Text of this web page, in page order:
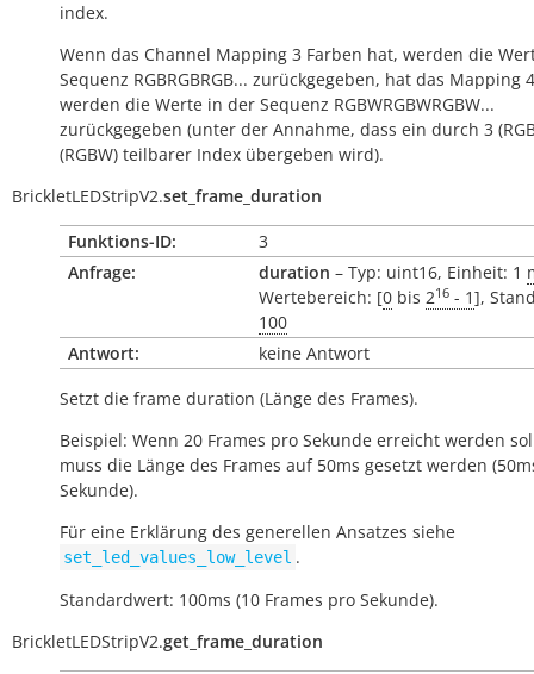
index.
Wenn das Channel Mapping 3 Farben hat, werden die
Sequenz RGBRGBRGB... zurückgegeben, hat das Mapping
werden die Werte in der Sequenz RGBWRGBWRGBW...
zurückgegeben (unter der Annahme, dass ein durch 3
(RGBW) teilbarer Index übergeben wird).
BrickletLEDStripV2.set_frame_duration
Funktions-ID:
3
Anfrage:
duration – Typ: uint16, Einheit: 1
Wertebereich: [0 bis 216 - 1],
100
Antwort:
keine Antwort
Setzt die frame duration (Länge des Frames).
Beispiel: Wenn 20 Frames pro Sekunde erreicht werden
muss die Länge des Frames auf 50ms gesetzt werden
Sekunde).
Für eine Erklärung des generellen Ansatzes siehe
set_led_values_low_level .
Standardwert: 100ms (10 Frames pro Sekunde).
BrickletLEDStripV2.get_frame_duration